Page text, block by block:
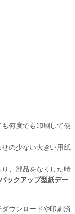
何度でも印刷して使
の少ない大きい用紙
、部品をなくした時
ックアップ型紙デー
ウンロードや印刷済